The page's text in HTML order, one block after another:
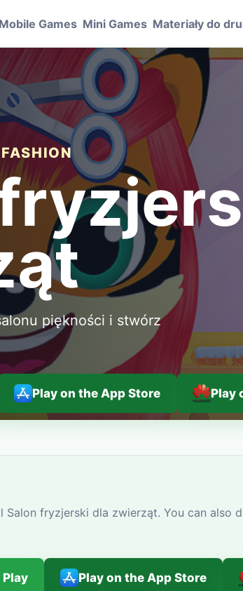
Mobile Games Mini Games Materiały do
piękności i stwórz
Play on the App Store Play
Salon fryzjerski dla zwierząt. You can also
Play Play on the App Store